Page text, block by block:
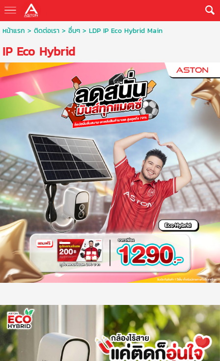
หน้าแรก > ติดต่อเรา> อื่นๆ> LDP IP Eco Hybrid Main
IP Eco Hybrid